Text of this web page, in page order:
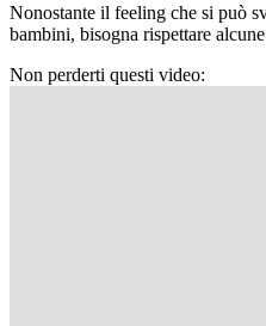
Nonostante il feeling che si può
bambini, bisogna rispettare
Non perderti questi video: